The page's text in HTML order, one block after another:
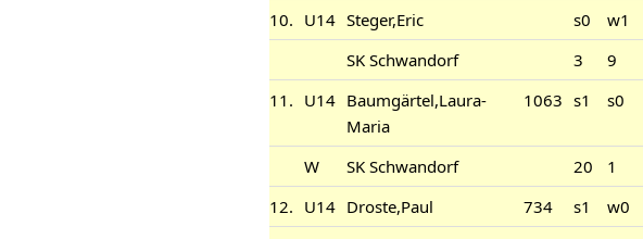
10. U14 Steger,Eric s0 w1
SK Schwandorf
3 9
11. U14 Baumgärtel,Laura-
Maria
1063 s1 s0
W SK Schwandorf 20 1
12. U14 Droste,Paul 734 s1 w0